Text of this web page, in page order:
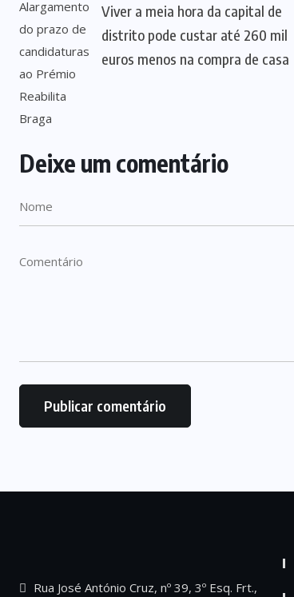
Viver a meia hora da capital de
distrito pode custar até 260 mil
euros menos na compra de casa
Deixe um comentário
Rua José António Cruz, nº 39, 3º Esq. Frt.,